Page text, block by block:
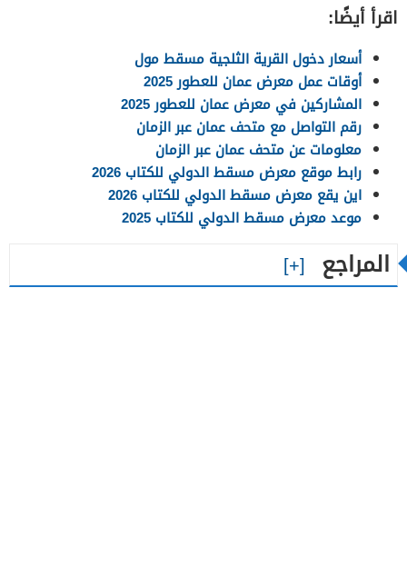
اقرأ أيضًا:
أسعار دخول القرية الثلجية مسقط مول
أوقات عمل معرض عمان للعطور 2025
المشاركين في معرض عمان للعطور 2025
رقم التواصل مع متحف عمان عبر الزمان
معلومات عن متحف عمان عبر الزمان
رابط موقع معرض مسقط الدولي للكتاب 2026
اين يقع معرض مسقط الدولي للكتاب 2026
موعد معرض مسقط الدولي للكتاب 2025
المراجع